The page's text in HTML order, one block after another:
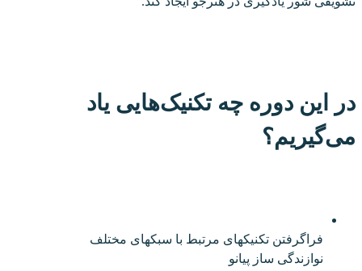
در این دوره چه تکنیک‌هایی یاد
می‌گیریم؟
فراگرفتن تکنیکهای مرتبط با سبکهای مختلف
نوازندگی ساز پیانو